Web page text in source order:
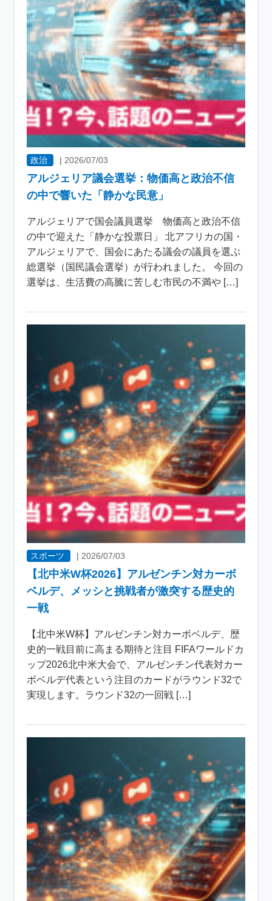
政治 | 2026/07/03
アルジェリア議会選挙：物価高と政治不信
の中で響いた「静かな民意」
アルジェリアで国会議員選挙 物価高と政治不信
の中で迎えた「静かな投票日」 北アフリカの国・
アルジェリアで、国会にあたる議会の議員を選ぶ
総選挙（国民議会選挙）が行われました。 今回の
選挙は、生活費の高騰に苦しむ市民の不満や […]
スポーツ | 2026/07/03
【北中米W杯2026】アルゼンチン対カーボ
ベルデ、メッシと挑戦者が激突する歴史的
一戦
【北中米W杯】アルゼンチン対カーボベルデ、歴
史的一戦目前に高まる期待と注目 FIFAワールドカ
ップ2026北中米大会で、アルゼンチン代表対カー
ボベルデ代表という注目のカードがラウンド32で
実現します。ラウンド32の一回戦 […]